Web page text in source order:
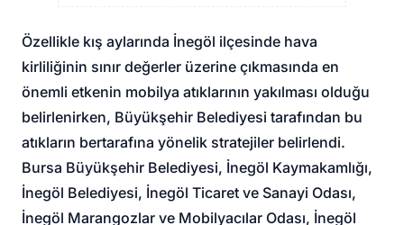
Özellikle kış aylarında İnegöl ilçesinde hava
kirliliğinin sınır değerler üzerine çıkmasında en
önemli etkenin mobilya atıklarının yakılması olduğu
belirlenirken, Büyükşehir Belediyesi tarafından bu
atıkların bertarafına yönelik stratejiler belirlendi.
Bursa Büyükşehir Belediyesi, İnegöl Kaymakamlığı,
İnegöl Belediyesi, İnegöl Ticaret ve Sanayi Odası,
İnegöl Marangozlar ve Mobilyacılar Odası, İnegöl